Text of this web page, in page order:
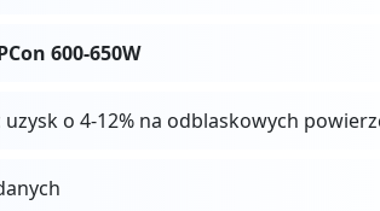
600-650W
o 4-12% na odblaskowych